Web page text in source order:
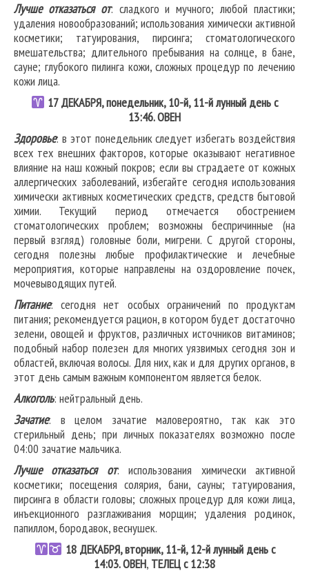
Лучше отказаться от: сладкого и мучного; любой пластики;
удаления новообразований; использования химически активной
косметики; татуирования, пирсинга; стоматологического
вмешательства; длительного пребывания на солнце, в бане,
сауне; глубокого пилинга кожи, сложных процедур по лечению
кожи лица.
17ДЕКАБРЯ, понедельник, 10-й, 11-й лунный день с
13:46.ОВЕН
Здоровье: в этот понедельник следует избегать воздействия
всех тех внешних факторов, которые оказывают негативное
влияние на наш кожный покров; если вы страдаете от кожных
аллергических заболеваний, избегайте сегодня использования
химически активных косметических средств, средств бытовой
химии. Текущий период отмечается обострением
стоматологических проблем; возможны беспричинные (на
первый взгляд) головные боли, мигрени. С другой стороны,
сегодня полезны любые профилактические и лечебные
мероприятия, которые направлены на оздоровление почек,
мочевыводящих путей.
Питание: сегодня нет особых ограничений по продуктам
питания; рекомендуется рацион, в котором будет достаточно
зелени, овощей и фруктов, различных источников витаминов;
подобный набор полезен для многих уязвимых сегодня зон и
областей, включая волосы. Для них, как и для других органов, в
этот день самым важным компонентом является белок.
Алкоголь: нейтральный день.
Зачатие: в целом зачатие маловероятно, так как это
стерильный день; при личных показателях возможно после
04:00 зачатие мальчика.
Лучше отказаться от: использования химически активной
косметики; посещения солярия, бани, сауны; татуирования,
пирсинга в области головы; сложных процедур для кожи лица,
инъекционного разглаживания морщин; удаления родинок,
папиллом, бородавок, веснушек.
18 ДЕКАБРЯ, вторник, 11-й, 12-й лунный день с
14:03.ОВЕН, ТЕЛЕЦс 12:38